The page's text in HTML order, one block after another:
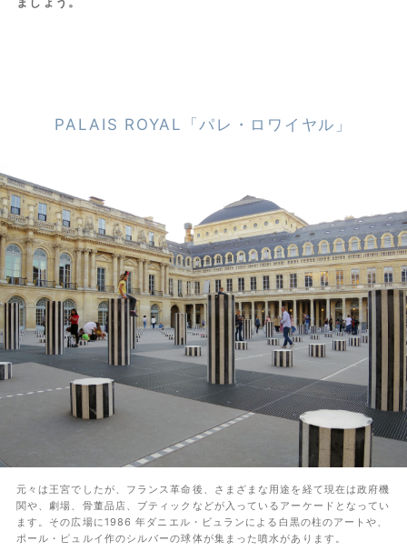
PALAIS ROYAL「パレ・ロワイヤル」
元々は王宮でしたが、フランス革命後、さまざまな用途を経て現在は政府機
関や、劇場、骨董品店、ブティックなどが入っているアーケードとなってい
ます。その広場に1986 年ダニエル・ビュランによる白黒の柱のアートや、
ポール・ピュルイ作のシルバーの球体が集まった噴水があります。